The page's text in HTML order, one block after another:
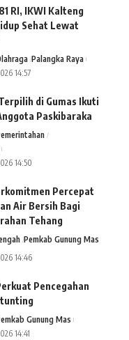
RI, IKWI Kalteng
Sehat Lewat
Palangka Raya
14:57
di Gumas Ikuti
Paskibaraka
14:50
Percepat
Air Bersih Bagi
Tehang
Pemkab Gunung Mas
14:46
Pencegahan
Gunung Mas
14:41